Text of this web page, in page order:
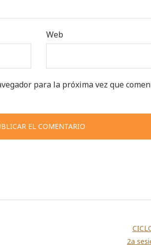
Web
para la próxima vez que
2a